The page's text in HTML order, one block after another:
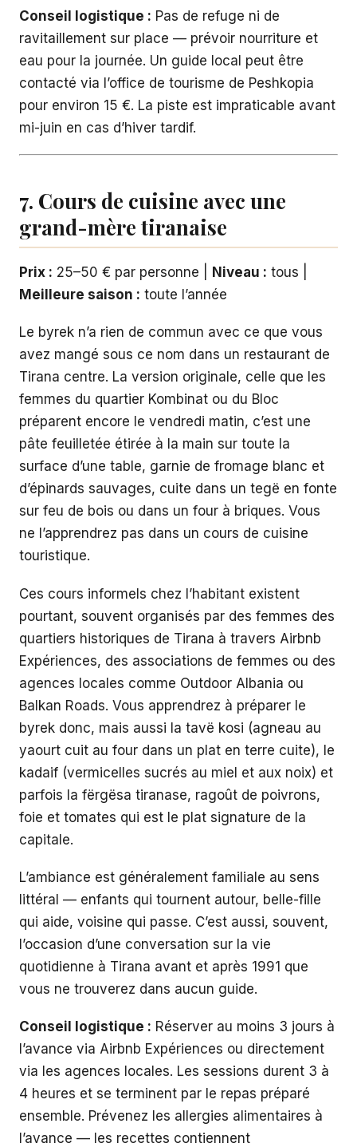
Conseil logistique : Pas de refuge ni de
ravitaillement sur place — prévoir nourriture et
eau pour la journée. Un guide local peut être
contacté via l’office de tourisme de Peshkopia
pour environ 15 €. La piste est impraticable avant
mi-juin en cas d’hiver tardif.
7. Cours de cuisine avec une
grand-mère tiranaise
Prix : 25–50 € par personne | Niveau : tous |
Meilleure saison : toute l’année
Le byrek n’a rien de commun avec ce que vous
avez mangé sous ce nom dans un restaurant de
Tirana centre. La version originale, celle que les
femmes du quartier Kombinat ou du Bloc
préparent encore le vendredi matin, c’est une
pâte feuilletée étirée à la main sur toute la
surface d’une table, garnie de fromage blanc et
d’épinards sauvages, cuite dans un tegë en fonte
sur feu de bois ou dans un four à briques. Vous
ne l’apprendrez pas dans un cours de cuisine
touristique.
Ces cours informels chez l’habitant existent
pourtant, souvent organisés par des femmes des
quartiers historiques de Tirana à travers Airbnb
Expériences, des associations de femmes ou des
agences locales comme Outdoor Albania ou
Balkan Roads. Vous apprendrez à préparer le
byrek donc, mais aussi la tavë kosi (agneau au
yaourt cuit au four dans un plat en terre cuite), le
kadaif (vermicelles sucrés au miel et aux noix) et
parfois la fërgësa tiranase, ragoût de poivrons,
foie et tomates qui est le plat signature de la
capitale.
L’ambiance est généralement familiale au sens
littéral — enfants qui tournent autour, belle-fille
qui aide, voisine qui passe. C’est aussi, souvent,
l’occasion d’une conversation sur la vie
quotidienne à Tirana avant et après 1991 que
vous ne trouverez dans aucun guide.
Conseil logistique : Réserver au moins 3 jours à
l’avance via Airbnb Expériences ou directement
via les agences locales. Les sessions durent 3 à
4 heures et se terminent par le repas préparé
ensemble. Prévenez les allergies alimentaires à
l’avance — les recettes contiennent